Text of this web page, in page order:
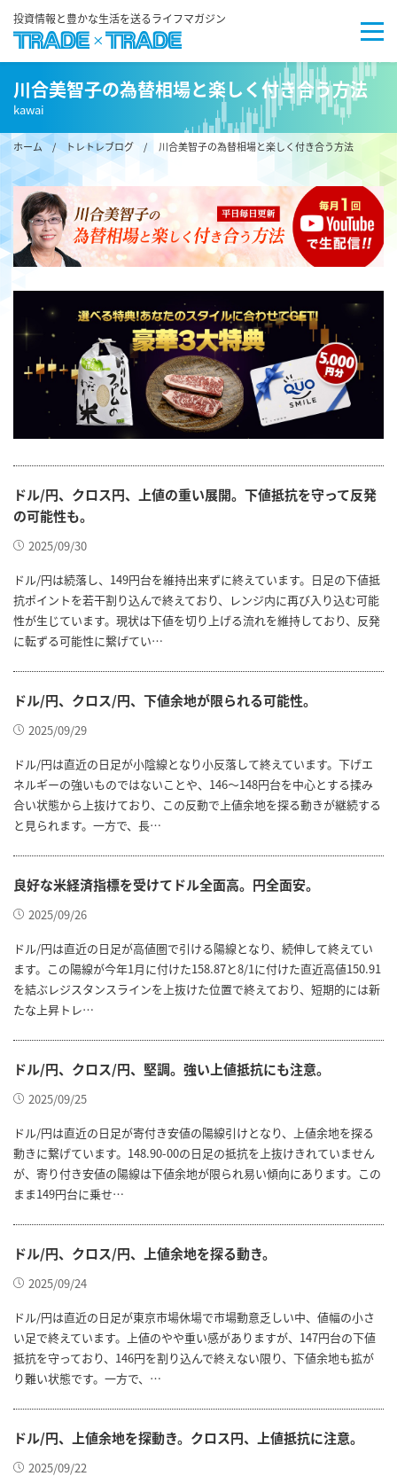
投資情報と豊かな生活を送るライフマガジン
川合美智子の為替相場と楽しく付き合う方法
kawai
ホーム/ トレトレブログ / 川合美智子の為替相場と楽しく付き合う方法
ドル/円、クロス円、上値の重い展開。下値抵抗を守って反発
の可能性も。
2025/09/30
ドル/円は続落し、149円台を維持出来ずに終えています。日足の下値抵
抗ポイントを若干割り込んで終えており、レンジ内に再び入り込む可能
性が生じています。現状は下値を切り上げる流れを維持しており、反発
に転ずる可能性に繋げてい…
ドル/円、クロス/円、下値余地が限られる可能性。
2025/09/29
ドル/円は直近の日足が小陰線となり小反落して終えています。下げエ
ネルギーの強いものではないことや、146～148円台を中心とする揉み
合い状態から上抜けており、この反動で上値余地を探る動きが継続する
と見られます。一方で、長…
良好な米経済指標を受けてドル全面高。円全面安。
2025/09/26
ドル/円は直近の日足が高値圏で引ける陽線となり、続伸して終えてい
ます。この陽線が今年1月に付けた158.87と8/1に付けた直近高値150.91
を結ぶレジスタンスラインを上抜けた位置で終えており、短期的には新
たな上昇トレ…
ドル/円、クロス/円、堅調。強い上値抵抗にも注意。
2025/09/25
ドル/円は直近の日足が寄付き安値の陽線引けとなり、上値余地を探る
動きに繋げています。148.90-00の日足の抵抗を上抜けきれていません
が、寄り付き安値の陽線は下値余地が限られ易い傾向にあります。この
まま149円台に乗せ…
ドル/円、クロス/円、上値余地を探る動き。
2025/09/24
ドル/円は直近の日足が東京市場休場で市場動意乏しい中、値幅の小さ
い足で終えています。上値のやや重い感がありますが、147円台の下値
抵抗を守っており、146円を割り込んで終えない限り、下値余地も拡が
り難い状態です。一方で、…
ドル/円、上値余地を探動き。クロス円、上値抵抗に注意。
2025/09/22